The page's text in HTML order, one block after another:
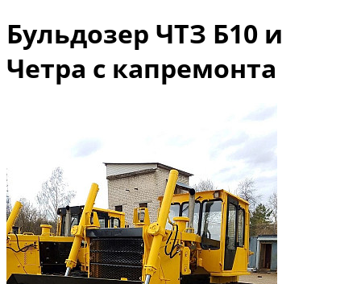
Бульдозер ЧТЗ Б10 и
Четра с капремонта